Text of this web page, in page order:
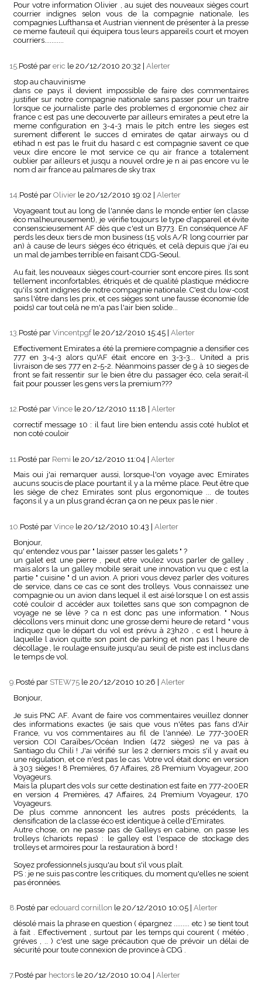
Pour votre information Olivier , au sujet des nouveaux sièges court
courrier indignes selon vous de la compagnie nationale, les
compagnies Lufthansa et Austrian viennent de présenter à la presse
ce meme fauteuil qui équipera tous leurs appareils court et moyen
courriers...........
15. Posté par eric le 20/12/2010 20:32
Alerter
stop au chauvinisme
dans ce pays il devient impossible de faire des commentaires
justifier sur notre compagnie nationale sans passer pour un traitre
lorsque ce journaliste parle des problemes d ergonomie chez air
france c est pas une decouverte par ailleurs emirates a peut etre la
meme configuration en 3-4-3 mais le pitch entre les sieges est
surement different le succes d emirates de qatar airways ou d
etihad n est pas le fruit du hasard c est compagnie savent ce que
veux dire encore le mot service ce qu air france a totalement
oublier par ailleurs et jusqu a nouvel ordre je n ai pas encore vu le
nom d air france au palmares de sky trax
14.Posté par Olivier le 20/12/2010 19:02
Alerter
Voyageant tout au long de l'année dans le monde entier (en classe
éco malheureusement), je vérifie toujours le type d'appareil et évite
consenscieusement AF dès que c'est un B773. En conséquence AF
perds les deux tiers de mon business (15 vols A/R long courrier par
an) à cause de leurs sièges éco étriqués, et celà depuis que j'ai eu
un mal de jambes terrible en faisant CDG-Seoul.
Au fait, les nouveaux sièges court-courrier sont encore pires. Ils sont
tellement inconfortables, étriqués et de qualité plastique médiocre
qu'ils sont indignes de notre compagnie nationale. C'est du low-cost
sans l'être dans les prix, et ces sièges sont une fausse économie (de
poids) car tout celà ne m'a pas l'air bien solide...
13.Posté par Vincentpgf le 20/12/2010 15:45 Alerter
Effectivement Emirates a été la premiere compagnie a densifier ces
777 en 3-4-3 alors qu'AF était encore en 3-3-3... United a pris
livraison de ses 777 en 2-5-2. Néanmoins passer de 9 à 10 sieges de
front se fait ressentir sur le bien être du passager éco, cela serait-il
fait pour pousser les gens vers la premium???
12.Posté par Vince le 20/12/2010 11:18
Alerter
correctif message 10 : il faut lire bien entendu assis coté hublot et
non coté couloir
11. Posté par Remi le 20/12/2010 11:04 | Alerter
Mais oui j'ai remarquer aussi, lorsque-l'on voyage avec Emirates
aucuns soucis de place pourtant il y a la même place. Peut être que
les siège de chez Emirates sont plus ergonomique ... de toutes
façons il y a un plus grand écran ça on ne peux pas le nier .
10. Posté par Vince le 20/12/2010 10:43
Alerter
Bonjour,
qu' entendez vous par " laisser passer les galets " ?
un galet est une pierre , peut etre voulez vous parler de galley ,
mais alors la un galley mobile serait une innovation vu que c est la
partie " cuisine " d un avion. A priori vous devez parler des voitures
de service, dans ce cas ce sont des trolleys. Vous connaissez une
compagnie ou un avion dans lequel il est aisé lorsque l on est assis
coté couloir d accéder aux toilettes sans que son compagnon de
voyage ne se lève ? ca n est donc pas une information. " Nous
décollons vers minuit donc une grosse demi heure de retard " vous
indiquez que le départ du vol est prévu à 23h20 , c est l heure à
laquelle l avion quitte son point de parking et non pas l heure de
décollage , le roulage ensuite jusqu'au seuil de piste est inclus dans
le temps de vol.
9.Posté par STEW75 le 20/12/2010 10:26
Alerter
Bonjour,
Je suis PNC AF. Avant de faire vos commentaires veuillez donner
des informations exactes (je sais que vous n'êtes pas fans d'Air
France, vu vos commentaires au fil de l'année). Le 777-300ER
version COI Caraïbes/Océan Indien (472 sièges) ne va pas à
Santiago du Chili ! J'ai vérifié sur les 2 derniers mois s'il y avait eu
une régulation, et ce n'est pas le cas. Votre vol était donc en version
à 303 sièges ! 8 Premières, 67 Affaires, 28 Premium Voyageur, 200
Voyageurs.
Mais la plupart des vols sur cette destination est faite en 777-200ER
en version 4 Premières, 47 Affaires, 24 Premium Voyageur, 170
Voyageurs.
De plus comme annoncent les autres posts précédents, la
densification de la classe éco est identique à celle d'Emirates.
Autre chose, on ne passe pas de Galleys en cabine, on passe les
trolleys (chariots repas) : le galley est l'espace de stockage des
trolleys et armoires pour la restauration à bord !
Soyez professionnels jusqu'au bout s'il vous plaît.
PS : je ne suis pas contre les critiques, du moment qu'elles ne soient
pas éronnées.
8.Posté par edouard cornillon le 20/12/2010 10:05 Alerter
désolé mais la phrase en question ( épargnez ......... etc ) se tient tout
à fait . Effectivement , surtout par les temps qui courent ( météo ,
gréves , .. ) c'est une sage précaution que de prévoir un délai de
sécurité pour toute connexion de province à CDG .
7.Posté par hectors le 20/12/2010 10:04 Alerter